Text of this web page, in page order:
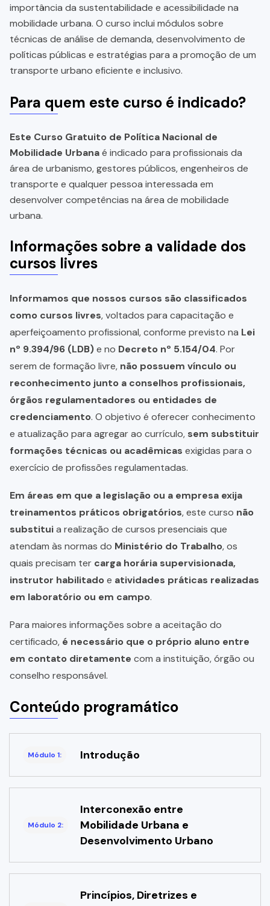
importância da sustentabilidade e acessibilidade na
mobilidade urbana. O curso inclui módulos sobre
técnicas de análise de demanda, desenvolvimento de
políticas públicas e estratégias para a promoção de um
transporte urbano eficiente e inclusivo.
Para quem este curso é indicado?
Este Curso Gratuito de Política Nacional de
Mobilidade Urbanaé indicado para profissionais da
área de urbanismo, gestores públicos, engenheiros de
transporte e qualquer pessoa interessada em
desenvolver competências na área de mobilidade
urbana.
Informações sobre a validade dos
cursos livres
Informamos que nossos cursos são classificados
como cursos livres, voltados para capacitação e
aperfeiçoamento profissional, conforme previsto na Lei
nº 9.394/96 (LDB)e no Decreto nº 5.154/04. Por
serem de formação livre, não possuem vínculo ou
reconhecimento junto a conselhos profissionais,
órgãos regulamentadores ou entidades de
credenciamento. O objetivo é oferecer conhecimento
e atualização para agregar ao currículo, sem substituir
formações técnicas ou acadêmicas exigidas para o
exercício de profissões regulamentadas.
Em áreas em que a legislação ou a empresa exija
treinamentos práticos obrigatórios, este curso não
substituia realização de cursos presenciais que
atendam às normas do Ministério do Trabalho, os
quais precisam ter carga horária supervisionada,
instrutor habilitadoe atividades práticas realizadas
em laboratório ou em campo.
Para maiores informações sobre a aceitação do
certificado, é necessário que o próprio aluno entre
em contato diretamente com a instituição, órgão ou
conselho responsável.
Conteúdo programático
Módulo 1: Introdução
Módulo 2:
Interconexão entre
Mobilidade Urbana e
Desenvolvimento Urbano
Princípios, Diretrizes e